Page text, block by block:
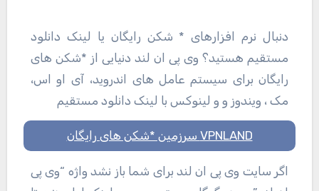
دنبال نرم افزارهای * شکن رایگان یا لینک دانلود
مستقیم هستید؟ وی پی ان لند دنیایی از *شکن های
رایگان برای سیستم عامل های اندروید، آی او اس،
مک ، ویندوز و و لینوکس با لینک دانلود مستقیم
VPNLAND سرزمین *شکن های رایگان
اگر سایت وی پی ان لند برای شما باز نشد واژه “وی پی